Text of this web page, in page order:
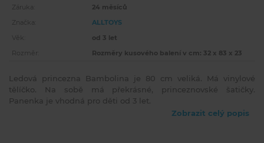
Záruka:
24 měsíců
Značka:
ALLTOYS
Věk:
od 3 let
Rozměr:
Rozměry kusového balení v cm: 32 x 83 x 23
Ledová princezna Bambolina je 80 cm veliká. Má vinylové
tělíčko. Na sobě má překrásné, princeznovské šatičky.
Panenka je vhodná pro děti od 3 let.
Zobrazit celý popis